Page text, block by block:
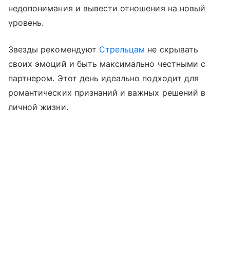
недопонимания и вывести отношения на новый
уровень.
Звезды рекомендуют Стрельцам не скрывать
своих эмоций и быть максимально честными с
партнером. Этот день идеально подходит для
романтических признаний и важных решений в
личной жизни.